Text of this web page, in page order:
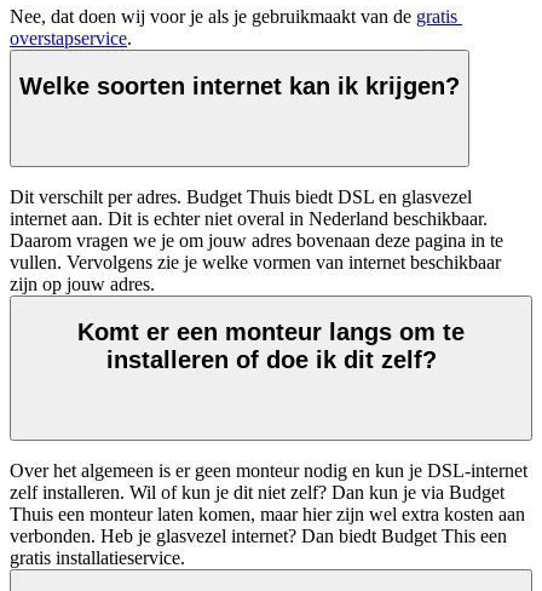
Nee, dat doen wij voor je als je gebruikmaakt van de gratis
overstapservice.
Welke soorten internet kan ik krijgen?
Dit verschilt per adres. Budget Thuis biedt DSL en glasvezel
internet aan. Dit is echter niet overal in Nederland beschikbaar.
Daarom vragen we je om jouw adres bovenaan deze pagina in te
vullen. Vervolgens zie je welke vormen van internet beschikbaar
zijn op jouw adres.
Komt er een monteur langs om te
installeren of doe ik dit zelf?
Over het algemeen is er geen monteur nodig en kun je DSL-internet
zelf installeren. Wil of kun je dit niet zelf? Dan kun je via Budget
Thuis een monteur laten komen, maar hier zijn wel extra kosten aan
verbonden. Heb je glasvezel internet? Dan biedt Budget This een
gratis installatieservice.